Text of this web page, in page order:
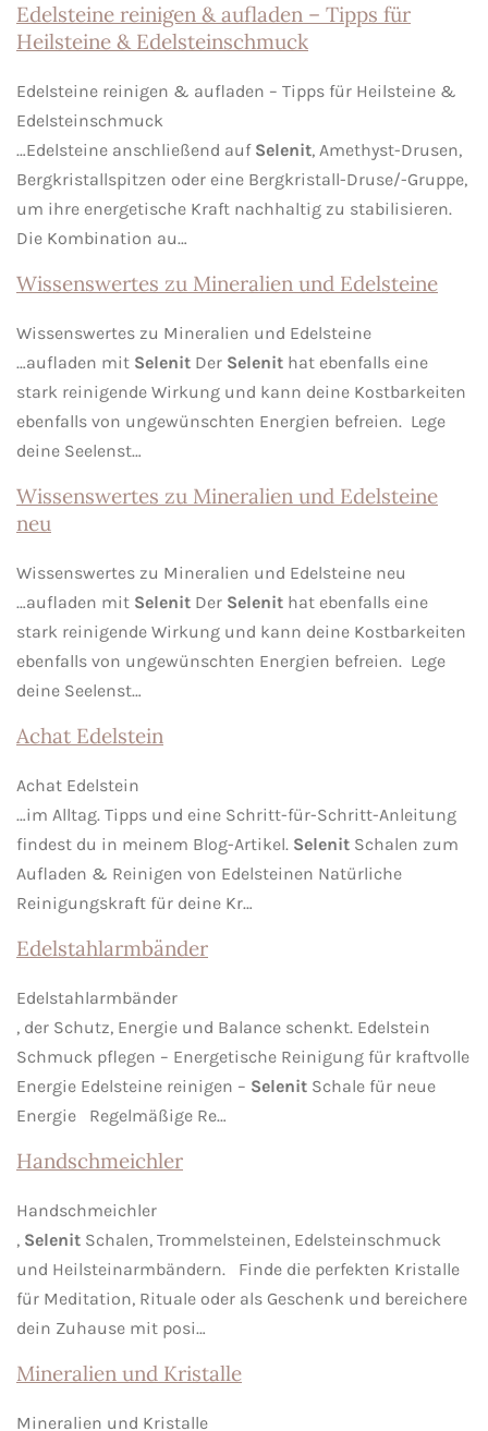
Edelsteine reinigen & aufladen – Tipps für
Heilsteine & Edelsteinschmuck
Edelsteine reinigen & aufladen – Tipps für Heilsteine &
Edelsteinschmuck
…Edelsteine anschließend auf Selenit, Amethyst-Drusen,
Bergkristallspitzen oder eine Bergkristall-Druse/-Gruppe,
um ihre energetische Kraft nachhaltig zu stabilisieren.
Die Kombination au…
Wissenswertes zu Mineralien und Edelsteine
Wissenswertes zu Mineralien und Edelsteine
…aufladen mit Selenit Der Selenit hat ebenfalls eine
stark reinigende Wirkung und kann deine Kostbarkeiten
ebenfalls von ungewünschten Energien befreien. Lege
deine Seelenst…
Wissenswertes zu Mineralien und Edelsteine
neu
Wissenswertes zu Mineralien und Edelsteine neu
…aufladen mit Selenit Der Selenit hat ebenfalls eine
stark reinigende Wirkung und kann deine Kostbarkeiten
ebenfalls von ungewünschten Energien befreien. Lege
deine Seelenst…
Achat Edelstein
Achat Edelstein
…im Alltag. Tipps und eine Schritt-für-Schritt-Anleitung
findest du in meinem Blog-Artikel. Selenit Schalen zum
Aufladen & Reinigen von Edelsteinen Natürliche
Reinigungskraft für deine Kr…
Edelstahlarmbänder
Edelstahlarmbänder
, der Schutz, Energie und Balance schenkt. Edelstein
Schmuck pflegen – Energetische Reinigung für kraftvolle
Energie Edelsteine reinigen – Selenit Schale für neue
Energie Regelmäßige Re…
Handschmeichler
Handschmeichler
, Selenit Schalen, Trommelsteinen, Edelsteinschmuck
und Heilsteinarmbändern. Finde die perfekten Kristalle
für Meditation, Rituale oder als Geschenk und bereichere
dein Zuhause mit posi…
Mineralien und Kristalle
Mineralien und Kristalle